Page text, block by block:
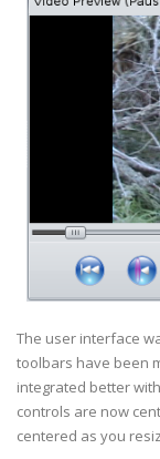
The user interface
toolbars have been
integrated better
controls are now
centered as you